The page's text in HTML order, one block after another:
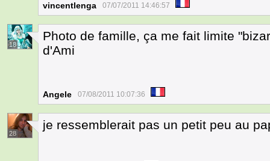
vincentlenga 07/07/2011 14:46:57
18
Photo de famille, ça me fait limite
d'Ami
Angele 07/08/2011 10:07:36
28
je ressemblerait pas un petit peu au